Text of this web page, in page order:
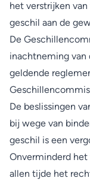
het verstrijken
geschil aan de
De
inachtneming van
geldende
De beslissingen
bij wege van
geschil is een
Onverminderd
allen tijde het